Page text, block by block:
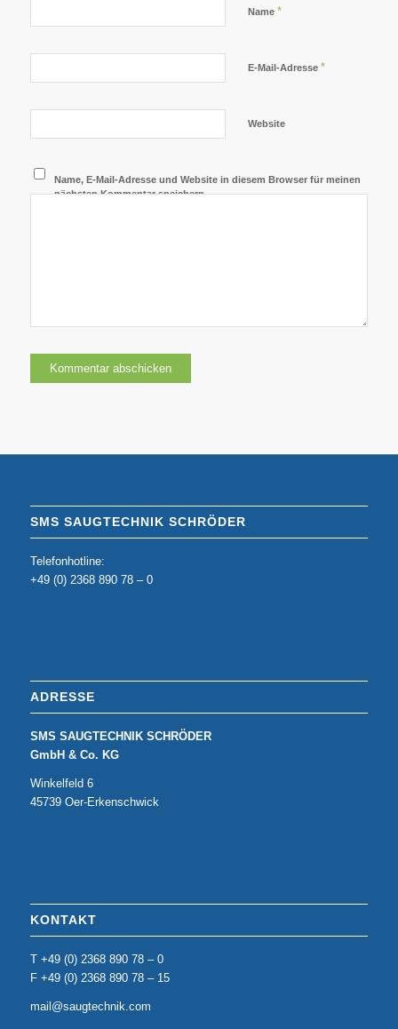
Name *
E-Mail-Adresse *
Website
Name, E-Mail-Adresse und Website in diesem Browser für meinen
nächsten Kommentar speichern.
SMS SAUGTECHNIK SCHRÖDER
Telefonhotline:
+49 (0) 2368 890 78 – 0
ADRESSE
SMS SAUGTECHNIK SCHRÖDER
GmbH & Co. KG
Winkelfeld 6
45739 Oer-Erkenschwick
KONTAKT
T +49 (0) 2368 890 78 – 0
F +49 (0) 2368 890 78 – 15
mail@saugtechnik.com